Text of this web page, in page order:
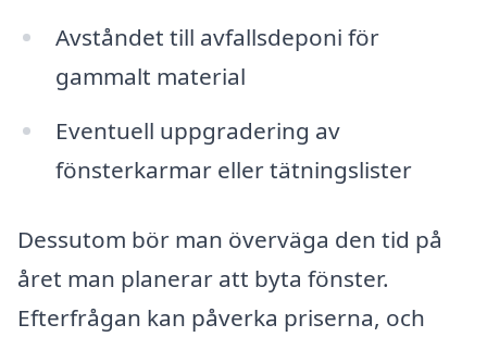
Avståndet till avfallsdeponi för
gammalt material
Eventuell uppgradering av
fönsterkarmar eller tätningslister
Dessutom bör man överväga den tid på
året man planerar att byta fönster.
Efterfrågan kan påverka priserna, och